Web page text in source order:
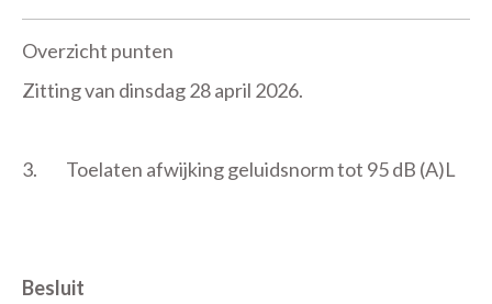
Overzicht punten
Zitting van dinsdag 28 april 2026.
3. Toelaten afwijking geluidsnorm tot 95 dB (A)L
Besluit